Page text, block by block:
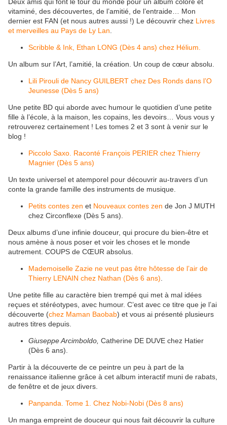
vitaminé, des découvertes, de l’amitié, de l’entraide… Mon
dernier est FAN (et nous autres aussi !) Le découvrir chez Livres
et merveilles au Pays de Ly Lan
Scribble & Ink, Ethan LONG (Dès 4 ans) chez Hélium.
Un album sur l’Art, l’amitié, la création. Un coup de cœur absolu.
Lili Pirouli de Nancy GUILBERT chez Des Ronds dans l’O
Jeunesse (Dès 5 ans)
Une petite BD qui aborde avec humour le quotidien d’une petite
fille à l’école, à la maison, les copains, les devoirs… Vous vous y
retrouverez certainement ! Les tomes 2 et 3 sont à venir sur le
blog !
Piccolo Saxo. Raconté François PERIER chez Thierry
Magnier (Dès 5 ans)
Un texte universel et atemporel pour découvrir au-travers d’un
conte la grande famille des instruments de musique.
Petits contes zen et Nouveaux contes zen de Jon J MUTH
chez Circonflexe (Dès 5 ans).
Deux albums d’une infinie douceur, qui procure du bien-être et
nous amène à nous poser et voir les choses et le monde
autrement. COUPS de CŒUR absolus.
Mademoiselle Zazie ne veut pas être hôtesse de l’air de
Thierry LENAIN chez Nathan (Dès 6 ans)
Une petite fille au caractère bien trempé qui met à mal idées
reçues et stéréotypes, avec humour. C’est avec ce titre que je l’ai
découverte (chez Maman Baobab) et vous ai présenté plusieurs
autres titres depuis.
Giuseppe Arcimboldo, Catherine DE DUVE chez Hatier
(Dès 6 ans).
Partir à la découverte de ce peintre un peu à part de la
renaissance italienne grâce à cet album interactif muni de rabats,
de fenêtre et de jeux divers.
Panpanda. Tome 1. Chez Nobi-Nobi (Dès 8 ans)
Un manga empreint de douceur qui nous fait découvrir la culture